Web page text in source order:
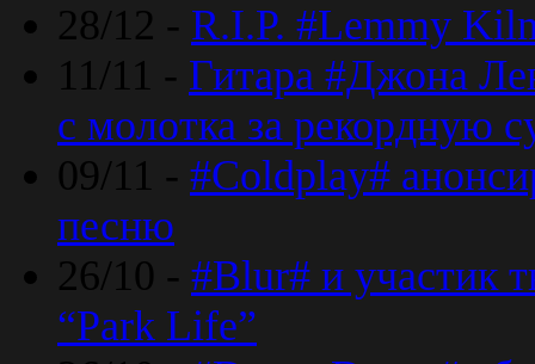
28/12 - R.I.P. #Lemmy
11/11 - Гитара #Джона
с молотка за рекордную
09/11 - #Coldplay#
песню
26/10 - #Blur# и участик
“Park Life”